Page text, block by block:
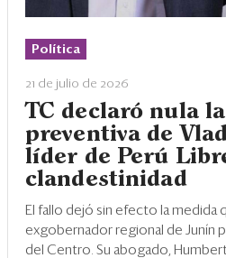
Política
21 de julio de 2026
TC declaró nula
preventiva de
líder de Perú
clandestinidad
El fallo dejó sin efecto la medida
exgobernador regional de Junín
del Centro. Su abogado,